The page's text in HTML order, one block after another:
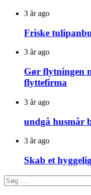
3 år ago
Friske
3 år ago
Gør flytningen
flyttefirma
3 år ago
undgå husmår
3 år ago
Skab et
Søg
efter: